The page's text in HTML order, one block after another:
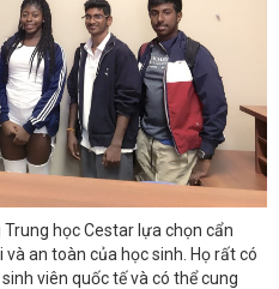
học Cestar lựa chọn cẩn
an toàn của học sinh. Họ rất có
viên quốc tế và có thể cung